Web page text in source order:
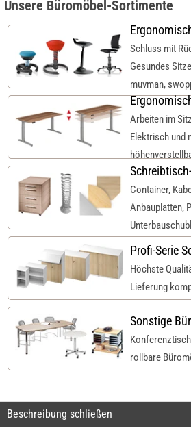
Unsere Büromöbel-Sortimente
Schluss mit
Gesundes
muvman,
Arbeiten im
Elektrisch und
Container,
Anbauplatten,
Profi-Serie
Höchste
Lieferung
Sonstige
rollbare
Beschreibung schließen